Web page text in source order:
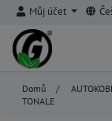
Můj účet
Domů /
TONALE